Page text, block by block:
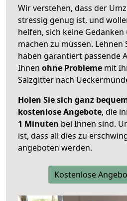
Wir verstehen, dass der
stressig genug ist, und
helfen, sich keine
machen zu müssen. Lehnen
haben garantiert passende
Ihnen ohne Probleme mit
Salzgitter nach
Holen Sie sich ganz
kostenlose Angebote, die
1 Minuten bei Ihnen sind.
ist, dass all dies zu
angeboten werden.
Kostenlose